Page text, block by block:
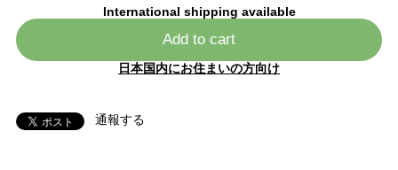
International shipping available
Add to cart
日本国内にお住まいの方向け
通報する